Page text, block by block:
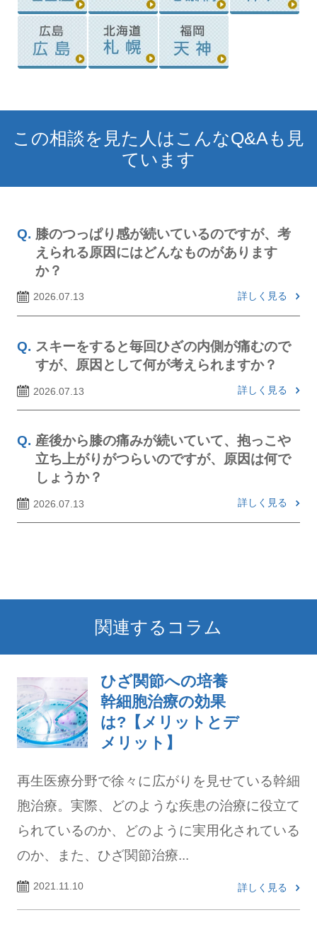
この相談を見た人はこんなQ&Aも見
ています
膝のつっぱり感が続いているのですが、考
えられる原因にはどんなものがあります
か？
2026.07.13 詳しく見る
スキーをすると毎回ひざの内側が痛むので
すが、原因として何が考えられますか？
2026.07.13 詳しく見る
産後から膝の痛みが続いていて、抱っこや
立ち上がりがつらいのですが、原因は何で
しょうか？
2026.07.13 詳しく見る
関連するコラム
ひざ関節への培養
幹細胞治療の効果
は?【メリットとデ
メリット】
再生医療分野で徐々に広がりを見せている幹細
胞治療。実際、どのような疾患の治療に役立て
られているのか、どのように実用化されている
のか、また、ひざ関節治療...
2021.11.10 詳しく見る